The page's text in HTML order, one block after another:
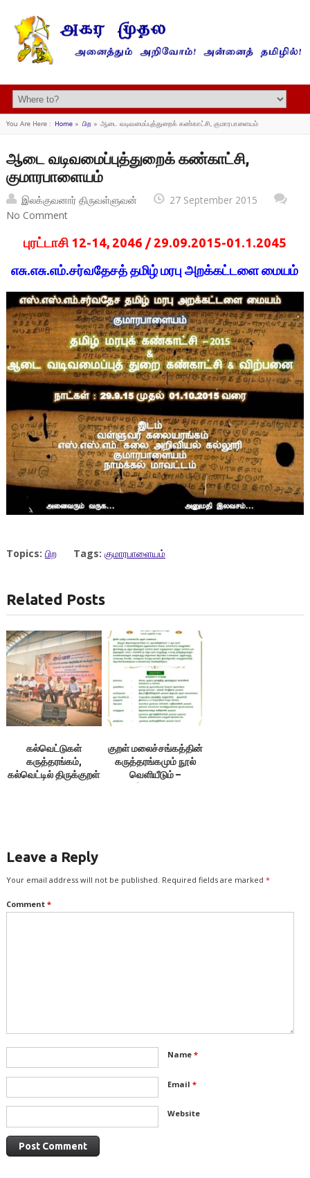
You Are Here : Home» பிற» ஆடை வடிவமைப்புத்துறைக் கண்காட்சி, குமாரபாளையம்
ஆடை வடிவமைப்புத்துறைக் கண்காட்சி,
குமாரபாளையம்
இலக்குவனார் திருவள்ளுவன்
27 September 2015
No Comment
புரட்டாசி 12-14, 2046 / 29.09.2015-01.1.2045
எசு.எசு.எம்.சர்வதேசத் தமிழ் மரபு அறக்கட்டளை மையம்
Topics: பிற Tags: குமாரபாளையம்
Related Posts
கல்வெட்டுகள்
கருத்தரங்கம்,
கல்வெட்டில் திருக்குறள்
குறள் மலைச்சங்கத்தின்
கருத்தரங்கமும் நூல்
வெளியீடும் –
Leave a Reply
Your email address will not be published. Required fields are marked *
Comment *
Name *
Email *
Website